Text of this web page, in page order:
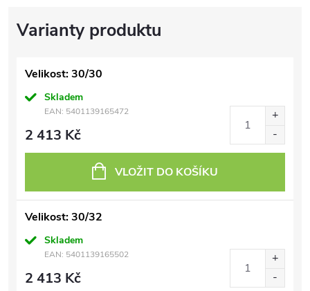
Velikost: 30/30
Skladem
EAN: 5401139165472
2 413 Kč
VLOŽIT DO KOŠÍKU
Velikost: 30/32
Skladem
EAN: 5401139165502
2 413 Kč